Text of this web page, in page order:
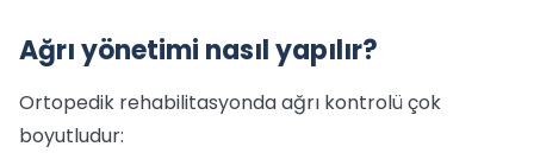
Ağrı yönetimi nasıl yapılır?
Ortopedik rehabilitasyonda ağrı kontrolü çok
boyutludur: